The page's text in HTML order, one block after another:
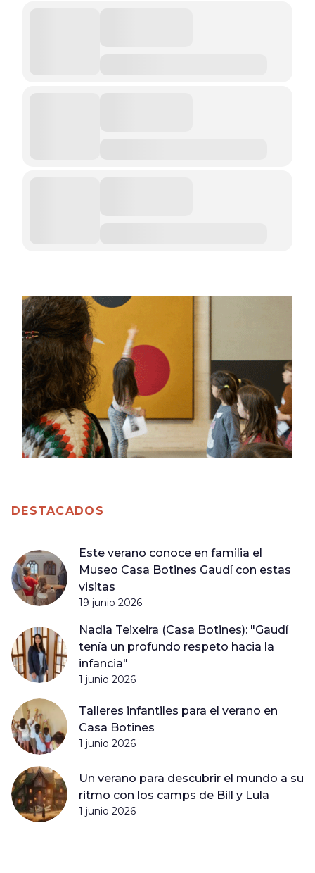
DESTACADOS
Este verano conoce en familia el
Museo Casa Botines Gaudí con estas
visitas
19 junio 2026
Nadia Teixeira (Casa Botines): "Gaudí
tenía un profundo respeto hacia la
infancia"
1 junio 2026
Talleres infantiles para el verano en
Casa Botines
1 junio 2026
Un verano para descubrir el mundo a su
ritmo con los camps de Bill y Lula
1 junio 2026